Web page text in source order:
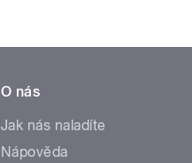
O nás
Jak nás naladíte
Nápověda